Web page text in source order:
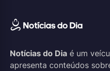
Notícias do Dia é um
apresenta conteúdos